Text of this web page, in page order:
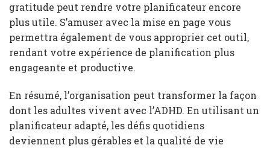
gratitude peut rendre votre planificateur encore
plus utile. S’amuser avec la mise en page vous
permettra également de vous approprier cet outil,
rendant votre expérience de planification plus
engageante et productive.
En résumé, l’organisation peut transformer la façon
dont les adultes vivent avec l’ADHD. En utilisant un
planificateur adapté, les défis quotidiens
deviennent plus gérables et la qualité de vie